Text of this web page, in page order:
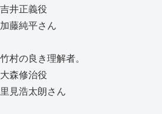
吉井正義役
加藤純平さん
竹村の良き理解者。
大森修治役
里見浩太朗さん